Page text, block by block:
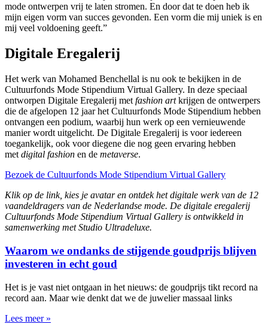
mode ontwerpen vrij te laten stromen. En door dat te doen heb ik
mijn eigen vorm van succes gevonden. Een vorm die mij uniek is en
mij veel voldoening geeft.”
Digitale Eregalerij
Het werk van Mohamed Benchellal is nu ook te bekijken in de
Cultuurfonds Mode Stipendium Virtual Gallery. In deze speciaal
ontworpen Digitale Eregalerij met fashion artkrijgen de ontwerpers
die de afgelopen 12 jaar het Cultuurfonds Mode Stipendium hebben
ontvangen een podium, waarbij hun werk op een vernieuwende
manier wordt uitgelicht. De Digitale Eregalerij is voor iedereen
toegankelijk, ook voor diegene die nog geen ervaring hebben
met digital fashion en de metaverse.
Bezoek de Cultuurfonds Mode Stipendium Virtual Gallery
Klik op de link, kies je avatar en ontdek het digitale werk van de 12
vaandeldragers van de Nederlandse mode. De digitale eregalerij
Cultuurfonds Mode Stipendium Virtual Gallery is ontwikkeld in
samenwerking met Studio Ultradeluxe.
Waarom we ondanks de stijgende goudprijs blijven
investeren in echt goud
Het is je vast niet ontgaan in het nieuws: de goudprijs tikt record na
record aan. Maar wie denkt dat we de juwelier massaal links
Lees meer »